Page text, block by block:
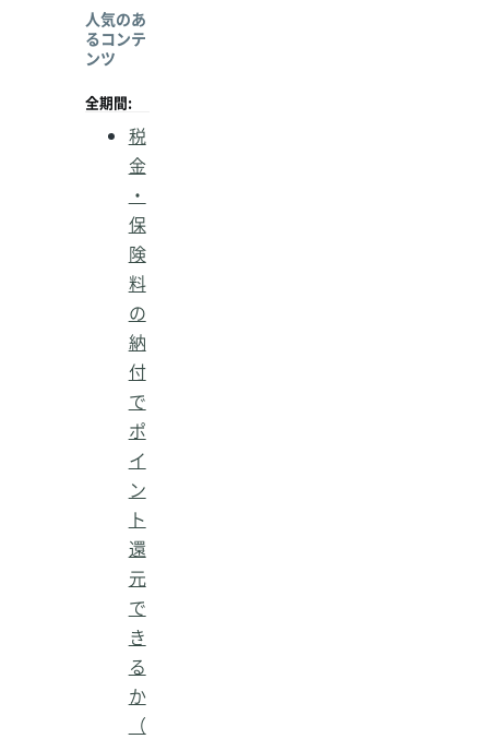
人気のあ
るコンテ
ンツ
全期間:
税
金
・
保
険
料
の
納
付
で
ポ
イ
ン
ト
還
元
で
き
る
か
（